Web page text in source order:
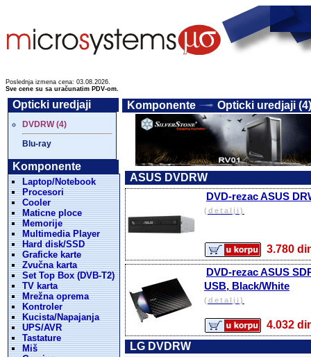
Poslednja izmena cena: 03.08.2026.
Sve cene su sa uračunatim PDV-om.
Opticki uredjaji
DVDRW (4)
Blu-ray
Komponente
Laptop/Notebook
Procesori
Cooler
Maticne ploce
Memorije
Multimedia Player
Hard disk/SSD
Graficke karte
Zvučna karta
Set Top Box (DVB-T2)
TV karta
Mrežna oprema
Kontroler
Kucista/Napajanja
UPS/AVR
Tastature
Miš
Komponente Opticki uredjaji (4)
ASUS DVDRW
DVD-rezac ASUS
(detalji)
3.780
DVD-rezac ASUS
USB, Black/White
(detalji)
4.032
LG DVDRW